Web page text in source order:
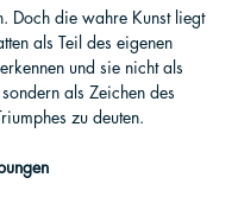
Doch die wahre Kunst liegt
als Teil des eigenen
und sie nicht als
als Zeichen des
zu deuten.